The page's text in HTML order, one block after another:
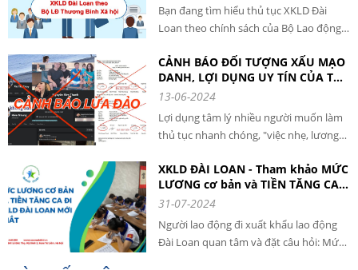
Chính phủ nước này, thu nhập của lao
động nước ngoài khi làm việc hợp pháp
Cùng SAOMAI HR GROUP tìm hiểu
quyền lợi khi XKLD Đài Loan qua bài viết
sau.
Bạn đang tìm hiểu thủ tục XKLD Đài
Loan theo chính sách của Bộ Lao động
đầy đủ hồ sơ và tuân thủ điều luật xuất
khẩu lao động, các bạn hãy cùng
SAOMAI HR GROUP tham khảo qua bài
viết dưới đây nhé.
CẢNH BÁO ĐỐI TƯỢNG XẤU MẠO
DANH, LỢI DỤNG UY TÍN CỦA TẬP
ĐOÀN CUNG ỨNG NHÂN LỰC SAO
TÀI SẢN CỦA NGƯỜI LAO ĐỘNG
13-06-2024
Lợi dụng tâm lý nhiều người muốn làm
thủ tục nhanh chóng, "việc nhẹ, lương
nay có một số tổ chức, cá nhân KHÔNG
được cấp phép đưa người lao động đi
XKLĐ nước ngoài đã lợi dụng uy tín của
Tập đoàn cung ứng Nhân lực Sao Mai để
lừa đảo người lao động.
XKLD ĐÀI LOAN - Tham khảo MỨC
LƯƠNG cơ bản và TIỀN TĂNG CA
dành cho người lao động
31-07-2024
Người lao động đi xuất khẩu lao động
Đài Loan quan tâm và đặt câu hỏi: Mức